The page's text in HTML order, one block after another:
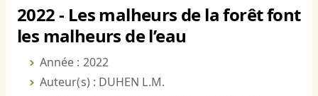
2022 - Les malheurs de la forêt font
les malheurs de l’eau
Année : 2022
Auteur(s) : DUHEN L.M.